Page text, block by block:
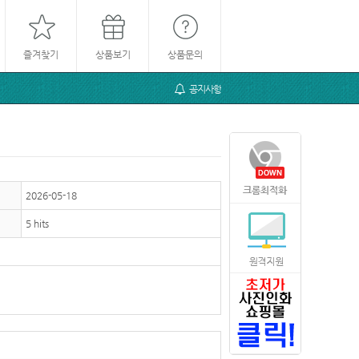
상품문의
상품보기
즐겨찾기
공지사항
2026-05-18
5 hits